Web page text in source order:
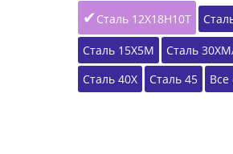
Сталь 12Х18Н10Т
Сталь 15Х5М
Сталь
Сталь 40Х
Сталь 45 Все